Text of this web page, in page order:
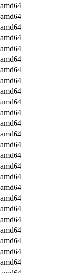
amd64
amd64
amd64
amd64
amd64
amd64
amd64
amd64
amd64
amd64
amd64
amd64
amd64
amd64
amd64
amd64
amd64
amd64
amd64
amd64
amd64
amd64
amd64
amd64
amd64